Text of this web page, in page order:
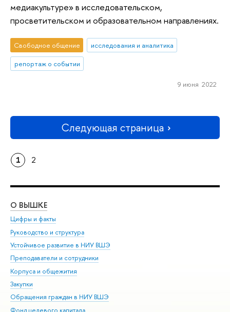
медиакультуре» в исследовательском,
просветительском и образовательном направлениях.
Свободное общение
исследования и аналитика
репортаж о событии
9 июня 2022
Следующая страница
1 2
О ВЫШКЕ
Цифры и факты
Руководство и структура
Устойчивое развитие в НИУ ВШЭ
Преподаватели и сотрудники
Корпуса и общежития
Закупки
Обращения граждан в НИУ ВШЭ
Фонд целевого капитала